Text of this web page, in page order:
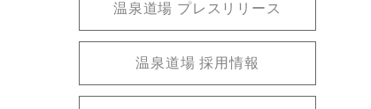
温泉道場 プレスリリース
温泉道場 採用情報